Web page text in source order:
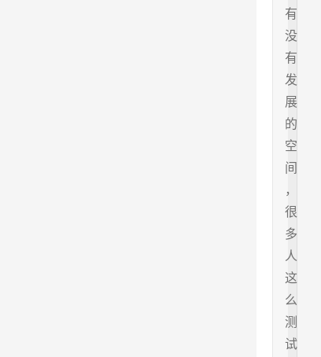
有
没
有
发
展
的
空
间
，
很
多
人
这
么
测
试